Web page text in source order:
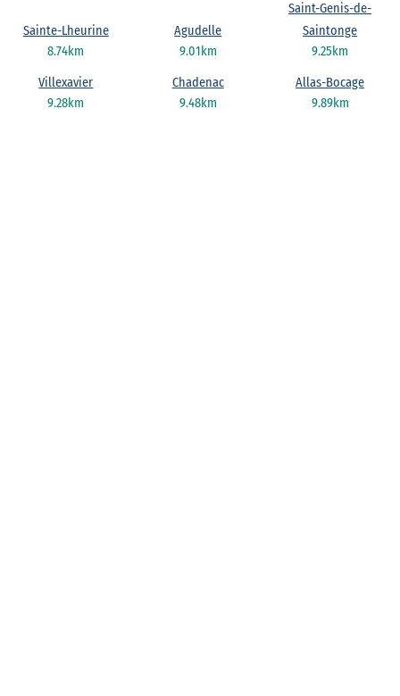
8.74km
Sainte-Lheurine
9.01km
Agudelle
9.25km
Saint-Genis-de-
Saintonge
9.28km
Villexavier
9.48km
Chadenac
9.89km
Allas-Bocage